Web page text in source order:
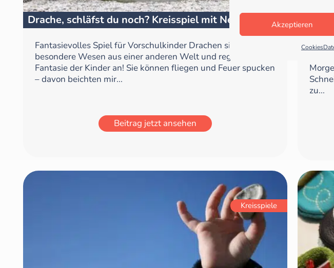
Akzeptieren
Cookies
Drache, schläfst du noch? Kreisspiel mit Nervenkitzel!
Fantasievolles Spiel für Vorschulkinder Drachen sind ganz
besondere Wesen aus einer anderen Welt und regen die
Fantasie der Kinder an! Sie können fliegen und Feuer spucken
– davon beichten mir...
Beitrag jetzt ansehen
zu...
Kreisspiele